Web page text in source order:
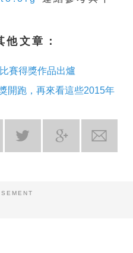
文章：
賽得獎作品出爐
開跑，再來看這些2015年